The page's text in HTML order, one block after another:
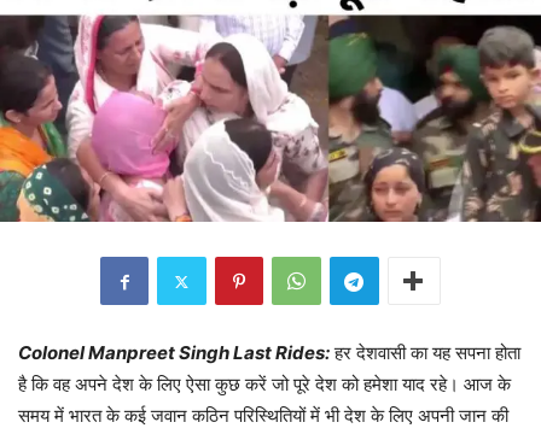
Colonel Manpreet Singh Last Rides:हर देशवासी का यह सपना होता
है कि वह अपने देश के लिए ऐसा कुछ करें जो पूरे देश को हमेशा याद रहे। आज के
समय में भारत के कई जवान कठिन परिस्थितियों में भी देश के लिए अपनी जान की